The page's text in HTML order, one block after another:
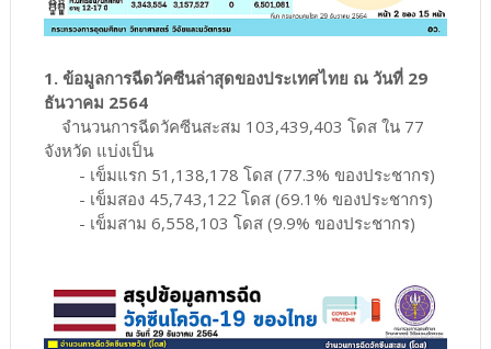
1. ข้อมูลการฉีดวัคซีนล่าสุดของประเทศไทย ณ วันที่ 29
ธันวาคม 2564
จำนวนการฉีดวัคซีนสะสม 103,439,403 โดส ใน 77
จังหวัด แบ่งเป็น
- เข็มแรก 51,138,178 โดส (77.3% ของประชากร)
- เข็มสอง 45,743,122 โดส (69.1% ของประชากร)
- เข็มสาม 6,558,103 โดส (9.9% ของประชากร)